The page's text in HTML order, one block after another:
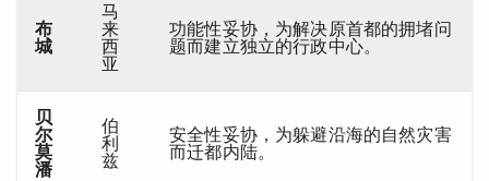
布
城
马
来
西
亚
功能性妥协，为解决原首都的拥堵问
题而建立独立的行政中心。
贝
尔
莫
潘
伯
利
兹
安全性妥协，为躲避沿海的自然灾害
而迁都内陆。